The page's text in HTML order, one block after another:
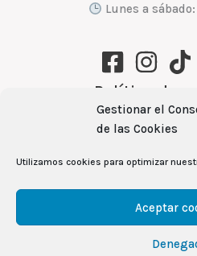
Gestionar el
de las Cookies
Utilizamos cookies para optimizar
Aceptar
Lunes a
Política de
Política de
Aviso
Ver